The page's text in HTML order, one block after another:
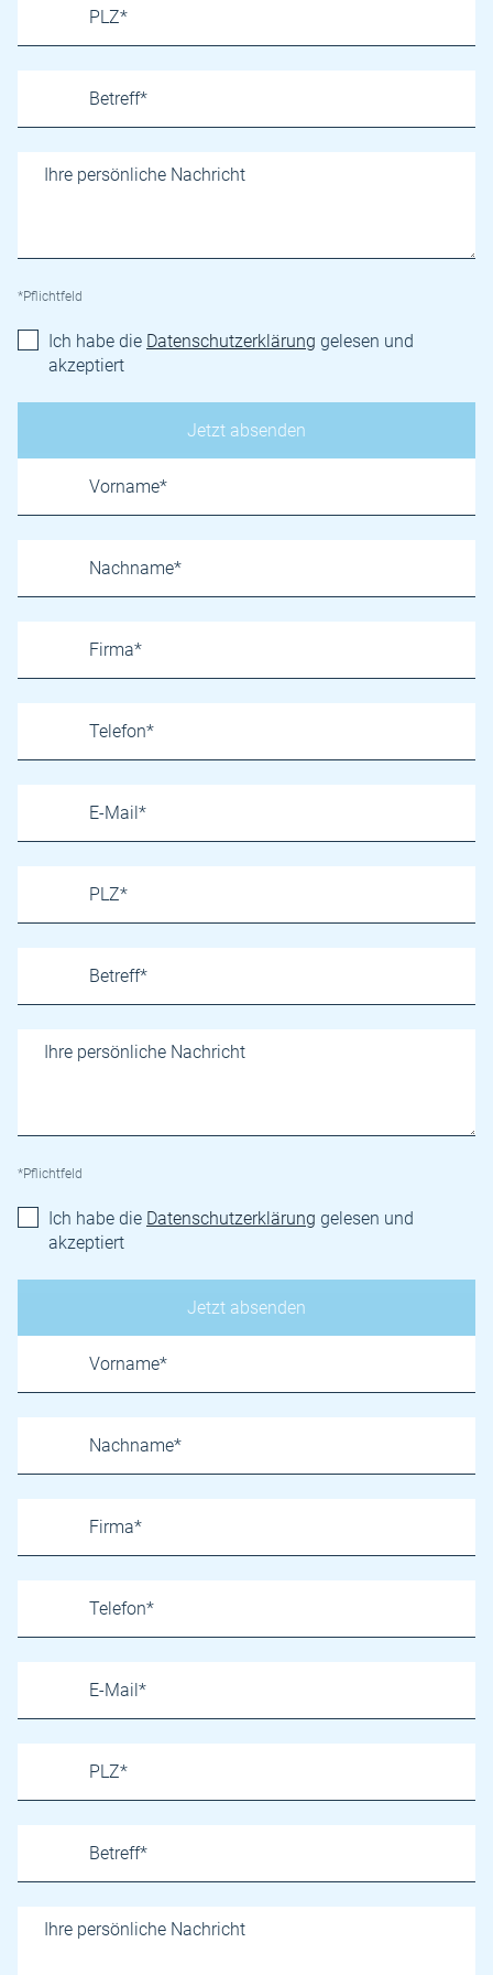
*Pflichtfeld
Ich habe die Datenschutzerklärung gelesen und
akzeptiert
*Pflichtfeld
Ich habe die Datenschutzerklärung gelesen und
akzeptiert